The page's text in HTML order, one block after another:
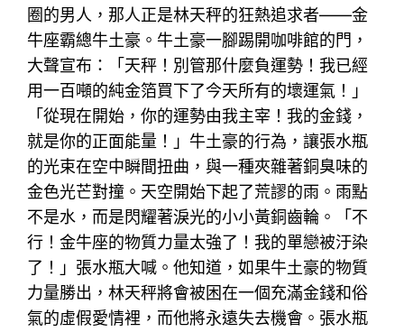
圈的男人，那人正是林天秤的狂熱追求者——金
牛座霸總牛土豪。牛土豪一腳踢開咖啡館的門，
大聲宣布：「天秤！別管那什麼負運勢！我已經
用一百噸的純金箔買下了今天所有的壞運氣！」
「從現在開始，你的運勢由我主宰！我的金錢，
就是你的正面能量！」牛土豪的行為，讓張水瓶
的光束在空中瞬間扭曲，與一種夾雜著銅臭味的
金色光芒對撞。天空開始下起了荒謬的雨。雨點
不是水，而是閃耀著淚光的小小黃銅齒輪。「不
行！金牛座的物質力量太強了！我的單戀被汙染
了！」張水瓶大喊。他知道，如果牛土豪的物質
力量勝出，林天秤將會被困在一個充滿金錢和俗
氣的虛假愛情裡，而他將永遠失去機會。張水瓶